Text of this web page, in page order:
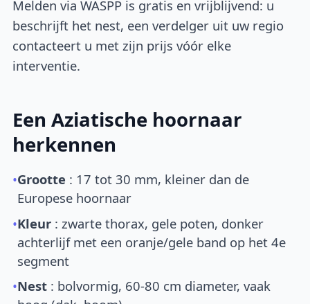
Melden via WASPP is gratis en vrijblijvend: u
beschrijft het nest, een verdelger uit uw regio
contacteert u met zijn prijs vóór elke
interventie.
Een Aziatische hoornaar
herkennen
•Grootte : 17 tot 30 mm, kleiner dan de
Europese hoornaar
•Kleur : zwarte thorax, gele poten, donker
achterlijf met een oranje/gele band op het 4e
segment
•Nest : bolvormig, 60-80 cm diameter, vaak